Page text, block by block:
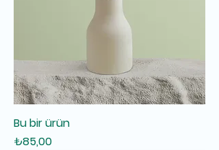
Bu bir ürün
Fiyat
₺85,00